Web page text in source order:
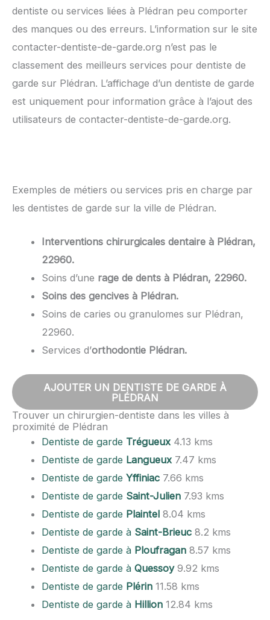
dentiste ou services liées à Plédran peu comporter
des manques ou des erreurs. L’information sur le site
contacter-dentiste-de-garde.org n’est pas le
classement des meilleurs services pour dentiste de
garde sur Plédran. L’affichage d’un dentiste de garde
est uniquement pour information grâce à l’ajout des
utilisateurs de contacter-dentiste-de-garde.org.
Exemples de métiers ou services pris en charge par
les dentistes de garde sur la ville de Plédran.
Interventions chirurgicales dentaire à Plédran,
22960.
Soins d’une rage de dents à Plédran, 22960.
Soins des gencives à Plédran.
Soins de caries ou granulomes sur Plédran,
22960.
Services d’orthodontie Plédran.
AJOUTER UN DENTISTE DE GARDE À
PLÉDRAN
Trouver un chirurgien-dentiste dans les villes à
proximité de Plédran
Dentiste de garde Trégueux4.13 kms
Dentiste de garde Langueux7.47 kms
Dentiste de gardeYffiniac 7.66 kms
Dentiste de garde Saint-Julien 7.93 kms
Dentiste de garde Plaintel 8.04 kms
Dentiste de garde à Saint-Brieuc 8.2 kms
Dentiste de garde à Ploufragan 8.57 kms
Dentiste de garde àQuessoy9.92 kms
Dentiste de garde Plérin 11.58 kms
Dentiste de garde à Hillion 12.84 kms